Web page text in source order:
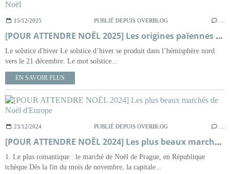
15/12/2025 PUBLIÉ DEPUIS OVERBLOG
[POUR ATTENDRE NOËL 2025] Les origines païennes de Noël
Le solstice d'hiver Le solstice d’hiver se produit dans l’hémisphère nord
vers le 21 décembre. Le mot solstice...
EN SAVOIR PLUS
23/12/2024 PUBLIÉ DEPUIS OVERBLOG
[POUR ATTENDRE NOËL 2024] Les plus beaux marchés de Noël d'Europe
1. Le plus romantique : le marché de Noël de Prague, en République
tchèque Dès la fin du mois de novembre, la capitale...